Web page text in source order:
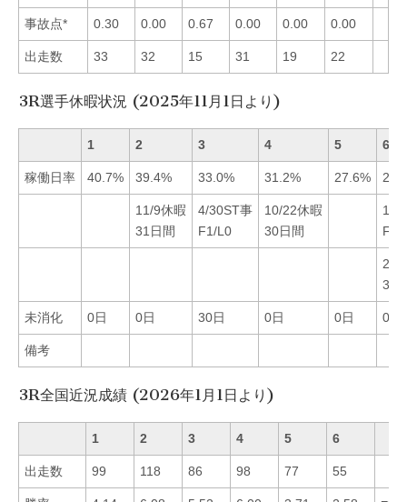
事故点* 0.30 0.00 0.67 0.00 0.00 0.00
出走数 33 32 15 31 19 22
3R選手休暇状況 (2025年11月1日より)
1 2 3 4 5 6
稼働日率 40.7% 39.4% 33.0% 31.2% 27.6%
11/9休暇
31日間
4/30ST事
F1/L0
10/22休暇
30日間
12/
F1/
2/
34
未消化 0日 0日 30日 0日 0日 0日
備考
3R全国近況成績 (2026年1月1日より)
1 2 3 4 5 6
出走数 99 118 86 98 77 55